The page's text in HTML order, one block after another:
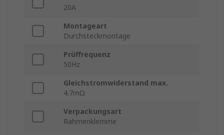
20A
Montageart
Durchsteckmontage
Prüffrequenz
50Hz
Gleichstromwiderstand max.
4.7mΩ
Verpackungsart
Rahmenklemme